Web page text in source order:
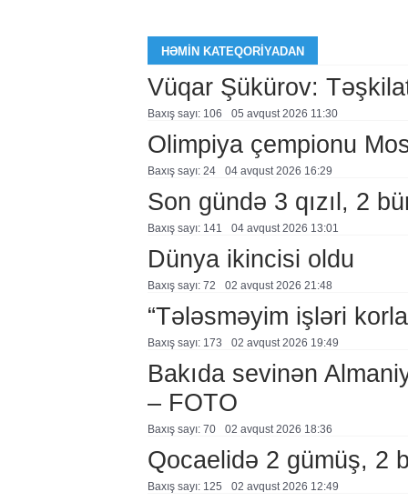
HƏMIN KATEQORIYADAN
Vüqar Şükürov:
Baxış sayı: 106 05 avqust 2026 11:30
Olimpiya çempionu
Baxış sayı: 24 04 avqust 2026 16:29
Son gündə 3 qızıl, 2
Baxış sayı: 141 04 avqust 2026 13:01
Dünya ikincisi oldu
Baxış sayı: 72 02 avqust 2026 21:48
“Tələsməyim işləri
Baxış sayı: 173 02 avqust 2026 19:49
Bakıda sevinən
– FOTO
Baxış sayı: 70 02 avqust 2026 18:36
Qocaelidə 2 gümüş, 2
Baxış sayı: 125 02 avqust 2026 12:49